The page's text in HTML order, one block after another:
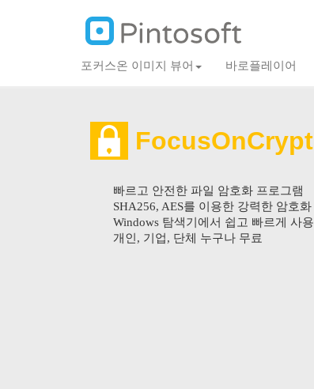
포커스온 이미지 뷰어 바로플레이어
FocusOnCrypt
빠르고 안전한 파일 암호화 프로그램
SHA256, AES를 이용한 강력한 암호화
Windows 탐색기에서 쉽고 빠르게 사용
개인, 기업, 단체 누구나 무료